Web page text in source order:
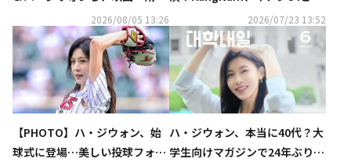
光」制作発表会に出席2026/08/05 13:26
コラボ曲「チキンと彼女」MV
公開
2026/07/23 13:52
【PHOTO】ハ・ジウォン、始
球式に登場…美しい投球フォー
ハ・ジウォン、本当に40代？大
学生向けマガジンで24年ぶりに